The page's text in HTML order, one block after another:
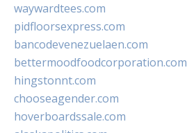
waywardtees.com
pidfloorsexpress.com
bancodevenezuelaen.com
bettermoodfoodcorporation.com
hingstonnt.com
chooseagender.com
hoverboardssale.com